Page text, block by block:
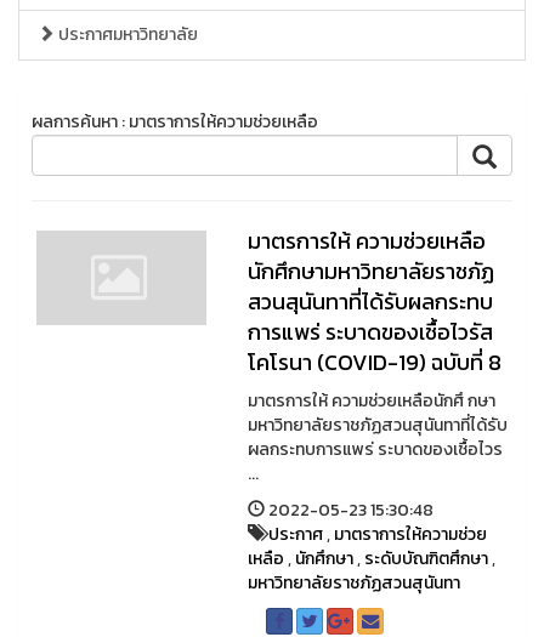
ประกาศมหาวิทยาลัย
ผลการค้นหา : มาตราการให้ความช่วยเหลือ
มาตรการให้ ความช่วยเหลือ
นักศึกษามหาวิทยาลัยราชภัฏ
สวนสุนันทาที่ได้รับผลกระทบ
การแพร่ ระบาดของเชื้อไวรัส
โคโรนา (COVID-19) ฉบับที่ 8
มาตรการให้ ความช่วยเหลือนักศึ กษา
มหาวิทยาลัยราชภัฏสวนสุนันทาที่ได้รับ
ผลกระทบการแพร่ ระบาดของเชื้อไวร
...
2022-05-23 15:30:48
ประกาศ,มาตราการให้ความช่วย
เหลือ,นักศึกษา,ระดับบัณฑิตศึกษา,
มหาวิทยาลัยราชภัฏสวนสุนันทา